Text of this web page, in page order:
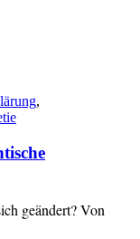
,
geändert? Von